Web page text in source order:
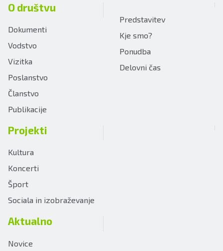
O društvu
Dokumenti
Vodstvo
Vizitka
Poslanstvo
Članstvo
Publikacije
Predstavitev
Kje smo?
Ponudba
Delovni čas
Projekti
Kultura
Koncerti
Šport
Sociala in izobraževanje
Aktualno
Novice